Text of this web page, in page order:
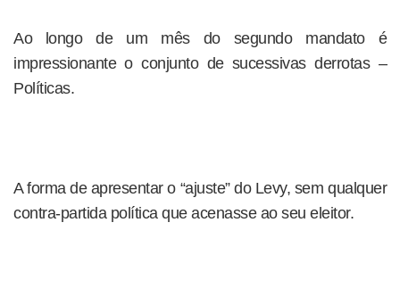
Ao longo de um mês do segundo mandato é
impressionante o conjunto de sucessivas derrotas –
Políticas.
A forma de apresentar o “ajuste” do Levy, sem qualquer
contra-partida política que acenasse ao seu eleitor.